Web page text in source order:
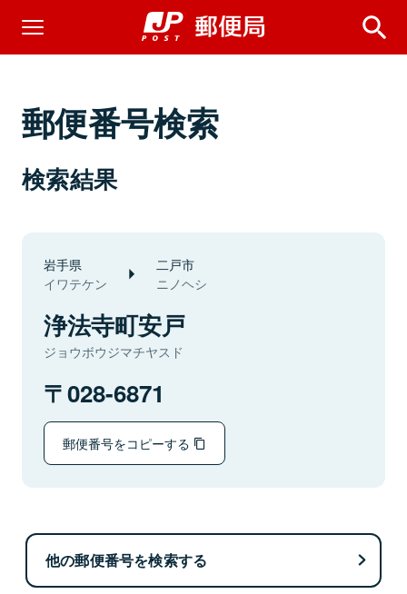
郵便番号検索
検索結果
岩手県
イワテケン
二戸市
ニノヘシ
浄法寺町安戸
ジョウボウジマチヤスド
028-6871
郵便番号をコピーする
他の郵便番号を検索する